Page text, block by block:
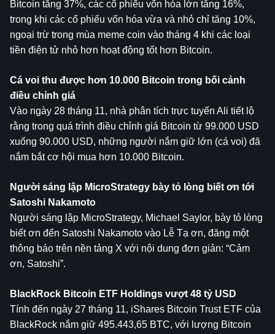
Bitcoin tăng 37%, các cổ phiếu vốn hóa lớn tăng 16%,
trong khi các cổ phiếu vốn hóa vừa và nhỏ chỉ tăng 10%,
ngoại trừ trong mùa meme coin vào tháng 4 khi các loại
tiền điện tử nhỏ hơn hoạt động tốt hơn Bitcoin.
Cá voi thu được hơn 10.000 Bitcoin trong bối cảnh
điều chỉnh giá
Vào ngày 28 tháng 11, nhà phân tích trực tuyến Ali tiết lộ
rằng trong quá trình điều chỉnh giá Bitcoin từ 99.000 USD
xuống 90.000 USD, những người nắm giữ lớn (cá voi) đã
nắm bắt cơ hội mua hơn 10.000 Bitcoin.
Người sáng lập MicroStrategy bày tỏ lòng biết ơn tới
Satoshi Nakamoto
Người sáng lập MicroStrategy, Michael Saylor, bày tỏ lòng
biết ơn đến Satoshi Nakamoto vào Lễ Tạ ơn, đăng một
thông báo trên nền tảng X với nội dung đơn giản: “Cảm
ơn, Satoshi”.
BlackRock Bitcoin ETF Holdings vượt 48 tỷ USD
Tính đến ngày 27 tháng 11, iShares Bitcoin Trust ETF của
BlackRock nắm giữ 495.443,65 BTC, với lượng Bitcoin